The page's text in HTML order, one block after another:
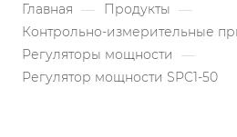
Главная — Продукты —
Контрольно-измерительные
Регуляторы мощности —
Регулятор мощности SPC1-50